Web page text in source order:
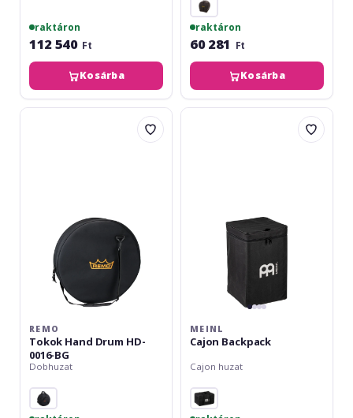
raktáron
112 540 Ft
Kosárba
raktáron
60 281 Ft
Kosárba
Remo
REMO
Tokok Hand Drum HD-
0016-BG
Dobhuzat
Meinl
MEINL
Cajon Backpack
Cajon huzat